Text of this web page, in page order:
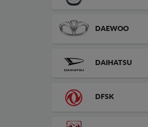
DAEWOO
DAIHATSU
DFSK